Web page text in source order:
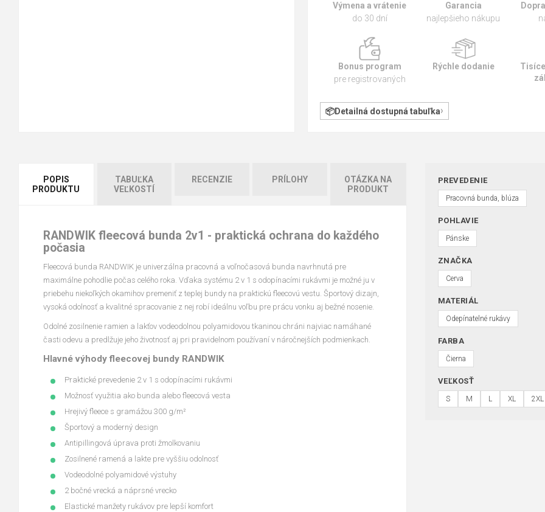
Výmena a vrátenie
do 30 dní
Garancia
najlepšieho nákupu
Bonus program
pre registrovaných
Rýchle dodanie
Detailná dostupná tabuľka
POPIS
PRODUKTU
TABUĽKA
VEĽKOSTÍ
RECENZIE PRÍLOHY
OTÁZKA NA
PRODUKT
RANDWIK fleecová bunda 2v1 - praktická ochrana do každého
počasia
Fleecová bunda RANDWIK je univerzálna pracovná a voľnočasová bunda navrhnutá pre
maximálne pohodlie počas celého roka. Vďaka systému 2 v 1 s odopínacími rukávmi je možné ju v
priebehu niekoľkých okamihov premeniť z teplej bundy na praktickú fleecovú vestu. Športový dizajn,
vysoká odolnosť a kvalitné spracovanie z nej robí ideálnu voľbu pre prácu vonku aj bežné nosenie.
Odolné zosilnenie ramien a lakťov vodeodolnou polyamidovou tkaninou chráni najviac namáhané
časti odevu a predlžuje jeho životnosť aj pri pravidelnom používaní v náročnejších podmienkach.
Hlavné výhody fleecovej bundy RANDWIK
Praktické prevedenie 2 v 1 s odopínacími rukávmi
Možnosť využitia ako bunda alebo fleecová vesta
Hrejivý fleece s gramážou 300 g/m²
Športový a moderný design
Antipillingová úprava proti žmolkovaniu
Zosilnené ramená a lakte pre vyššiu odolnosť
Vodeodolné polyamidové výstuhy
2 bočné vrecká a náprsné vrecko
Elastické manžety rukávov pre lepší komfort
PREVEDENIE
Pracovná bunda, blúza
POHLAVIE
Pánske
ZNAČKA
Cerva
MATERIÁL
Odepínatelné rukávy
FARBA
Čierna
VEĽKOSŤ
S M L XL 2XL